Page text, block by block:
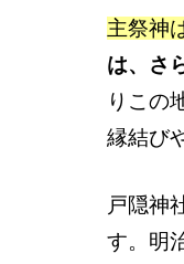
主祭神
は、さ
りこの
縁結び
戸隠神
す。明